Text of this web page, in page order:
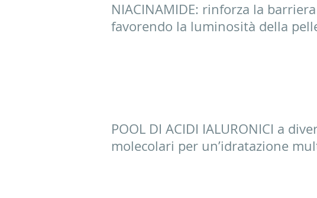
NIACINAMIDE: rinforza la
favorendo la luminosità della
POOL DI ACIDI IALURONICI a
molecolari per un’idratazione